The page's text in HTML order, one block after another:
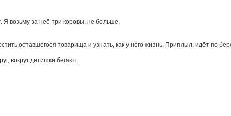
Я возьму за неё три коровы, не больше.
оставшегося товарища и узнать, как у него жизнь. Приплыл, идёт по
вокруг детишки бегают.